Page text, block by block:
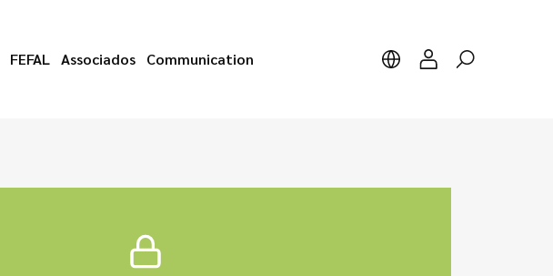
FEFAL Associados Communication